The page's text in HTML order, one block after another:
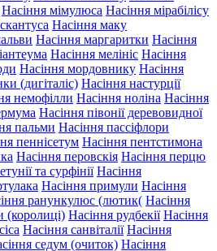
Насіння мімулюса Насіння мірабілісу
Насіння маку
Насіння маргаритки Насіння
Насіння мелініс Насіння
Насіння мордовнику Насіння
(дигіталіс) Насіння настурції
немофілли Насіння ноліна Насіння
Насіння півонії деревовидної
пальми Насіння пассіфлори
пеннісетум Насіння пентстимона
Насіння перовскія Насіння перцю
та сурфінії Насіння
Насіння примули Насіння
ранункулюс (лютик( Насіння
(королиці) Насіння рудбекії Насіння
Насіння санвіталії Насіння
седум (очиток) Насіння